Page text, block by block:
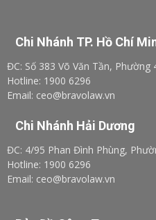
Chi Nhánh TP. Hồ Chí
ĐC: Số 383 Võ Văn Tần, Phường
Hotline: 1900 6296
Email: ceo@bravolaw.vn
Chi Nhánh Hải Dương
ĐC: 4/95 Phan Đình Phùng,
Hotline: 1900 6296
Email: ceo@bravolaw.vn